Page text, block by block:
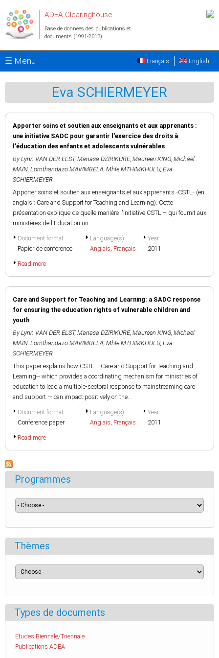
ADEA Clearinghouse
Base de données des publications et
documents (1991-2013)
☰ Menu English
Français
Eva SCHIERMEYER
Apporter soins et soutien aux enseignants et aux apprenants :
une initiative SADC pour garantir l'exercice des droits à
l'éducation des enfants et adolescents vulnérables
By Lynn VAN DER ELST, Manasa DZIRIKURE, Maureen KING, Michael
MAIN, Lomthandazo MAVIMBELA, Mhle MTHIMKHULU, Eva
SCHIERMEYER
Apporter soins et soutien aux enseignants et aux apprenants -CSTL- (en
anglais : Care and Support for Teaching and Learning). Cette
présentation explique de quelle manière l'initiative CSTL – qui fournit aux
ministères de l'Education un...
Document format
Papier de conference
Language(s)
Anglais, Français
Year
2011
Read more
Care and Support for Teaching and Learning: a SADC response
for ensuring the education rights of vulnerable children and
youth
By Lynn VAN DER ELST, Manasa DZIRIKURE, Maureen KING, Michael
MAIN, Lomthandazo MAVIMBELA, Mhle MTHIMKHULU, Eva
SCHIERMEYER
This paper explains how CSTL —Care and Support for Teaching and
Learning-- which provides a coordinating mechanism for ministries of
education to lead a multiple-sectoral response to mainstreaming care
and support — can impact positively on the...
Document format
Conference paper
Language(s)
Anglais, Français
Year
2011
Read more
Programmes
Thèmes
Types de documents
Etudes Biennale/Triennale
Publications ADEA